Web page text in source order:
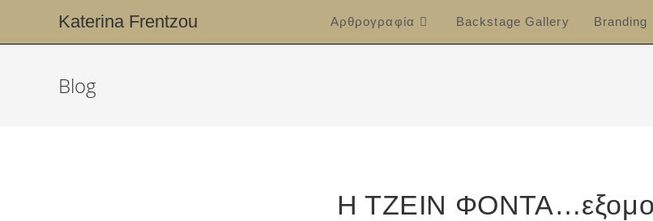
Katerina Frentzou Αρθρογραφία Backstage Gallery Branding
Blog
Η ΤΖΕΙΝ